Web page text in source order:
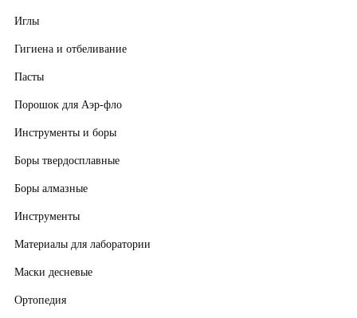
Иглы
Гигиена и отбеливание
Пасты
Порошок для Аэр-фло
Инструменты и боры
Боры твердосплавные
Боры алмазные
Инструменты
Материалы для лаборатории
Маски десневые
Ортопедия